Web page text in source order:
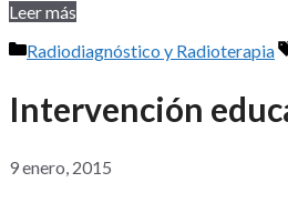
Leer más
Categorías
Radiodiagnóstico y Radioterapia
Intervención
9 enero, 2015